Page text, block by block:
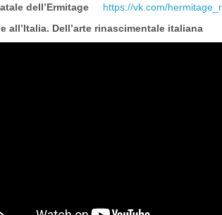
dell’Ermitage https://vk.com/
all’Italia. Dell’arte rinascimentale italiana